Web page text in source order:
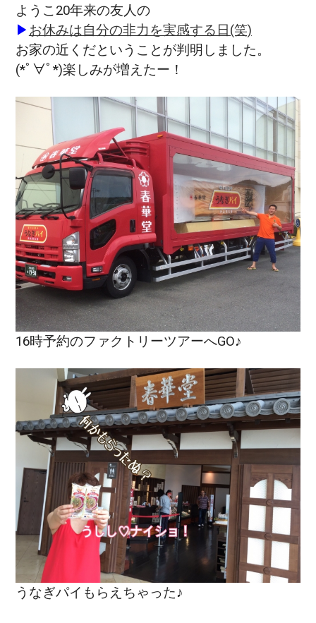
ようこ20年来の友人の
▶ お休みは自分の非力を実感する日(笑)
お家の近くだということが判明しました。
(*ﾟ∀ﾟ*)楽しみが増えたー！
16時予約のファクトリーツアーへGO♪
うなぎパイもらえちゃった♪